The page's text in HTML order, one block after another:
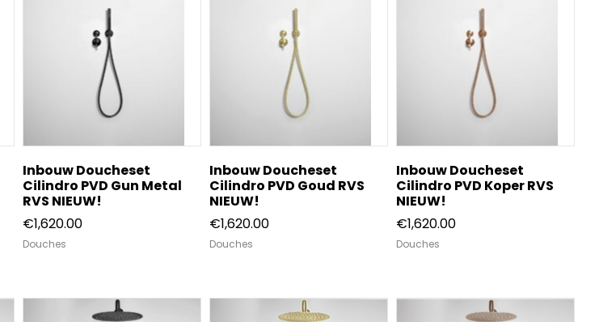
Inbouw Doucheset
Cilindro PVD Gun Metal
RVS NIEUW!
€1,620.00
Douches
Inbouw Doucheset
Cilindro PVD Goud RVS
NIEUW!
€1,620.00
Douches
Inbouw Doucheset
Cilindro PVD Koper RVS
NIEUW!
€1,620.00
Douches